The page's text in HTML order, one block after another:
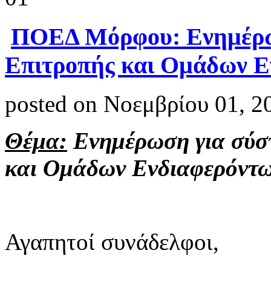
ΠΟΕΔ Μόρφου:
Επιτροπής και Ομάδων
posted on Νοεμβρίου 01,
Θέμα: Ενημέρωση για
και Ομάδων
Αγαπητοί συνάδελφοι,